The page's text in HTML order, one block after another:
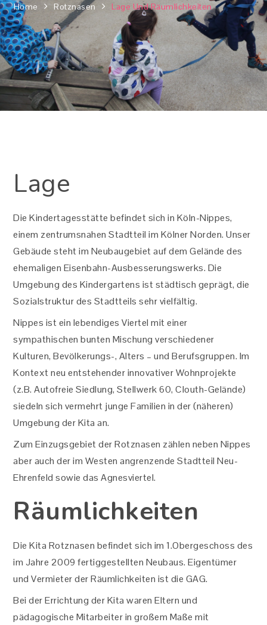
Home Rotznasen Lage Und Räumlichkeiten
Lage
Die Kindertagesstätte befindet sich in Köln-Nippes,
einem zentrumsnahen Stadtteil im Kölner Norden. Unser
Gebäude steht im Neubaugebiet auf dem Gelände des
ehemaligen Eisenbahn-Ausbesserungswerks. Die
Umgebung des Kindergartens ist städtisch geprägt, die
Sozialstruktur des Stadtteils sehr vielfältig.
Nippes ist ein lebendiges Viertel mit einer
sympathischen bunten Mischung verschiedener
Kulturen, Bevölkerungs-, Alters – und Berufsgruppen. Im
Kontext neu entstehender innovativer Wohnprojekte
(z.B. Autofreie Siedlung, Stellwerk 60, Clouth-Gelände)
siedeln sich vermehrt junge Familien in der (näheren)
Umgebung der Kita an.
Zum Einzugsgebiet der Rotznasen zählen neben Nippes
aber auch der im Westen angrenzende Stadtteil Neu-
Ehrenfeld sowie das Agnesviertel.
Räumlichkeiten
Die Kita Rotznasen befindet sich im 1.Obergeschoss des
im Jahre 2009 fertiggestellten Neubaus. Eigentümer
und Vermieter der Räumlichkeiten ist die GAG.
Bei der Errichtung der Kita waren Eltern und
pädagogische Mitarbeiter in großem Maße mit